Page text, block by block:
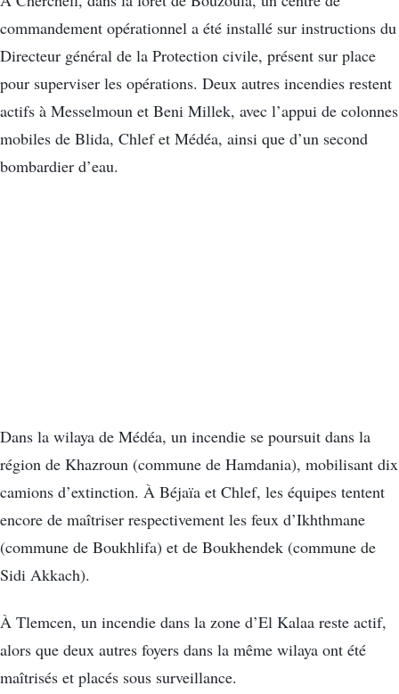
commandement opérationnel a été installé sur instructions du
Directeur général de la Protection civile, présent sur place
pour superviser les opérations. Deux autres incendies restent
actifs à Messelmoun et Beni Millek, avec l’appui de colonnes
mobiles de Blida, Chlef et Médéa, ainsi que d’un second
bombardier d’eau.
Dans la wilaya de Médéa, un incendie se poursuit dans la
région de Khazroun (commune de Hamdania), mobilisant dix
camions d’extinction. À Béjaïa et Chlef, les équipes tentent
encore de maîtriser respectivement les feux d’Ikhthmane
(commune de Boukhlifa) et de Boukhendek (commune de
Sidi Akkach).
À Tlemcen, un incendie dans la zone d’El Kalaa reste actif,
alors que deux autres foyers dans la même wilaya ont été
maîtrisés et placés sous surveillance.